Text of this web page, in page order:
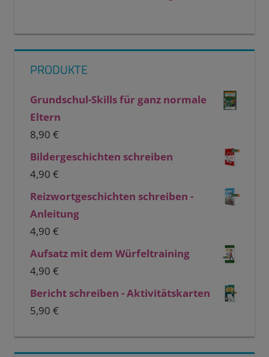
PRODUKTE
Grundschul-Skills für ganz normale
Eltern
8,90 €
Bildergeschichten schreiben
4,90 €
Reizwortgeschichten schreiben -
Anleitung
4,90 €
Aufsatz mit dem Würfeltraining
4,90 €
Bericht schreiben - Aktivitätskarten
5,90 €